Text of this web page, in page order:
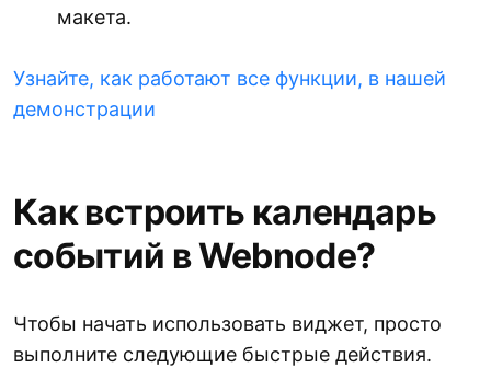
макета.
Узнайте, как работают все функции, в нашей
демонстрации
Как встроить календарь
событий в Webnode?
Чтобы начать использовать виджет, просто
выполните следующие быстрые действия.